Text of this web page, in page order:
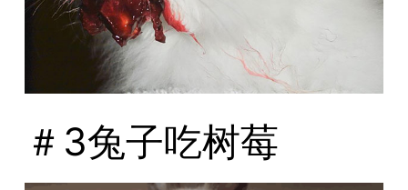
＃3兔子吃树莓